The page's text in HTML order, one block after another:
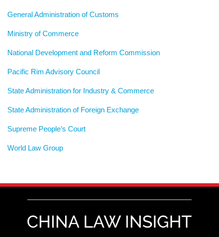
General Administration of Customs
Ministry of Commerce
National Development and Reform Commission
Pacific Rim Advisory Council
State Administration for Industry & Commerce
State Administration of Foreign Exchange
Supreme People’s Court
World Law Group